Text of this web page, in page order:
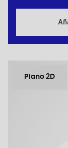
Plano 2D